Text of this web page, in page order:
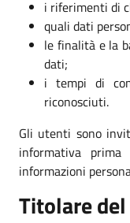
i riferimenti di
quali dati
le finalità e la
dati;
i tempi di
riconosciuti.
Gli utenti sono
informativa
informazioni
Titolare